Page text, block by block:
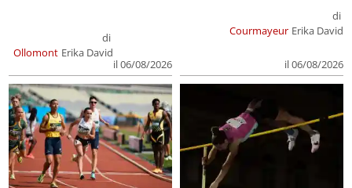
Ollomont
di
Erika David
il 06/08/2026
Courmayeur
di
Erika David
il 06/08/2026